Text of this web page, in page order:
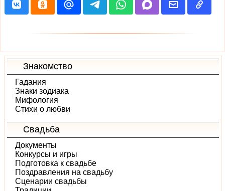
Знакомство
Гадания
Знаки зодиака
Мифология
Стихи о любви
Свадьба
Документы
Конкурсы и игры
Подготовка к свадьбе
Поздравления на свадьбу
Сценарии свадьбы